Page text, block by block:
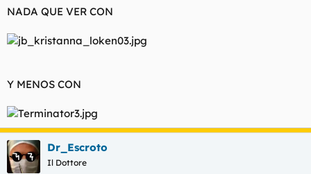
NADA QUE VER CON
Y MENOS CON
Dr_Escroto
Il Dottore